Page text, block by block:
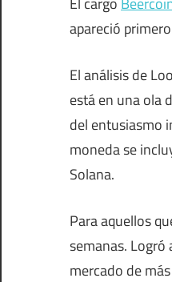
apareció
El análisis de
está en una ola
del entusiasmo
moneda se
Solana.
Para aquellos
semanas.
mercado de